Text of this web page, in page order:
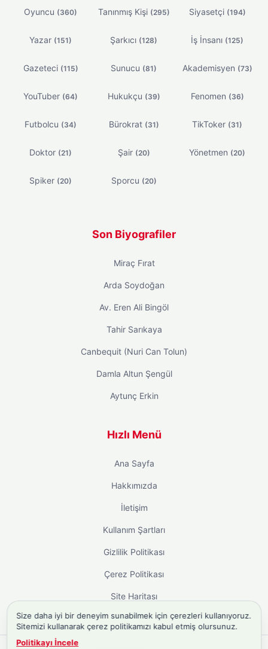
Oyuncu (360) Tanınmış Kişi (295) Siyasetçi (194)
Yazar (151) Şarkıcı (128) İş İnsanı (125)
Gazeteci (115) Sunucu (81) Akademisyen (73)
YouTuber (64) Hukukçu (39) Fenomen (36)
Futbolcu (34) Bürokrat (31) TikToker (31)
Doktor (21) Şair (20) Yönetmen (20)
Spiker (20) Sporcu (20)
Son Biyografiler
Miraç Fırat
Arda Soydoğan
Av. Eren Ali Bingöl
Tahir Sarıkaya
Canbequit (Nuri Can Tolun)
Damla Altun Şengül
Aytunç Erkin
Hızlı Menü
Ana Sayfa
Hakkımızda
İletişim
Kullanım Şartları
Gizlilik Politikası
Çerez Politikası
Site Haritası
Size daha iyi bir deneyim sunabilmek için çerezleri kullanıyoruz.
Sitemizi kullanarak çerez politikamızı kabul etmiş olursunuz.
Politikayı İncele